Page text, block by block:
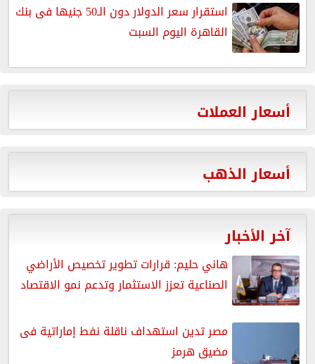
استقرار سعر الدولار دون الـ50 جنيها فى بنك
القاهرة اليوم السبت
أسعار العملات
أسعار الذهب
آخر الأخبار
هاني حليم: قرارات تطوير تخصيص الأراضي
الصناعية تعزز الاستثمار وتدعم نمو الاقتصاد
مصر تدين استهداف ناقلة نفط إماراتية فى
مضيق هرمز